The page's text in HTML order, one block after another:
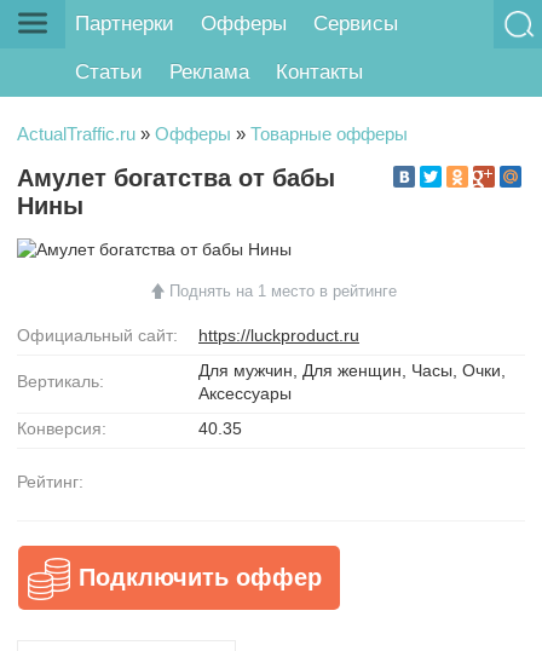
Партнерки Офферы Сервисы
Статьи Реклама Контакты
ActualTraffic.ru » Офферы » Товарные офферы
Амулет богатства от бабы
Нины
Поднять на 1 место в рейтинге
Официальный сайт: https://luckproduct.ru
Вертикаль:
Для мужчин, Для женщин, Часы, Очки,
Аксессуары
Конверсия:
40.35
Рейтинг:
Подключить оффер